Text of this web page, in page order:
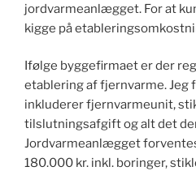
jordvarmeanlægget. For at
kigge på
Ifølge byggefirmaet er der
etablering af fjernvarme. Jeg
inkluderer fjernvarmeunit,
tilslutningsafgift og alt det
Jordvarmeanlægget
180.000 kr. inkl. boringer,